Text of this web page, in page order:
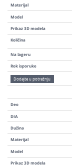
Materijal
Model
Prikaz 3D modela
Količina
Na lageru
Rok isporuke
Dodajte u potražnju
Deo
DIA
Dužina
Materijal
Model
Prikaz 3D modela